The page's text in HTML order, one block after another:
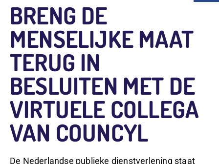
BRENG DE
MENSELIJKE MAAT
TERUG IN
BESLUITEN MET DE
VIRTUELE COLLEGA
VAN COUNCYL
De Nederlandse publieke dienstverlening staat